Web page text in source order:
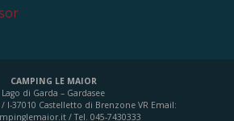
CAMPING LE MAIOR
Lago di Garda – Gardasee
I-37010 Castelletto di Brenzone VR Email:
/ Tel. 045-7430333